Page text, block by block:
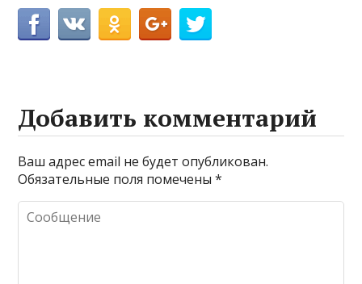
Добавить комментарий
Ваш адрес email не будет опубликован.
Обязательные поля помечены*